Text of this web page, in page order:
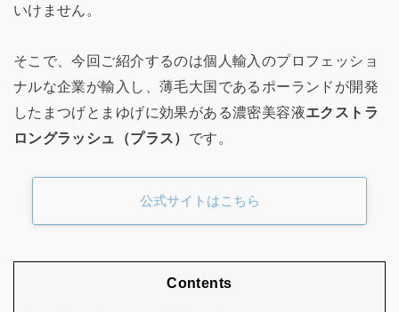
いけません。
そこで、今回ご紹介するのは個人輸入のプロフェッショ
ナルな企業が輸入し、薄毛大国であるポーランドが開発
したまつげとまゆげに効果がある濃密美容液エクストラ
ロングラッシュ（プラス） です。
公式サイトはこちら
Contents